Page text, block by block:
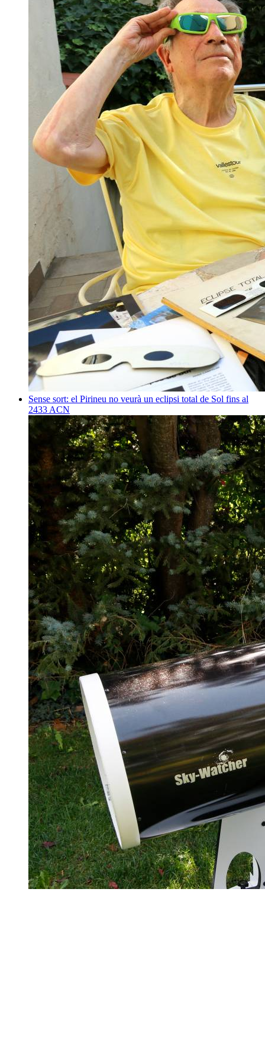
Sense sort: el Pirineu no veurà un eclipsi total de Sol fins al
2433 ACN